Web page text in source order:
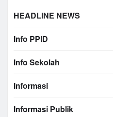
HEADLINE NEWS
Info PPID
Info Sekolah
Informasi
Informasi Publik